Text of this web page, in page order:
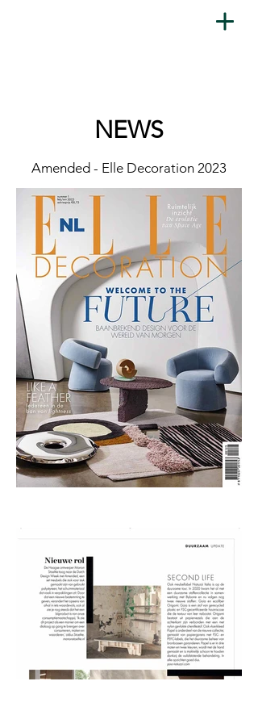
NEWS
Amended - Elle Decoration 2023